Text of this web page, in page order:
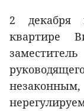
2 декабря
квартире